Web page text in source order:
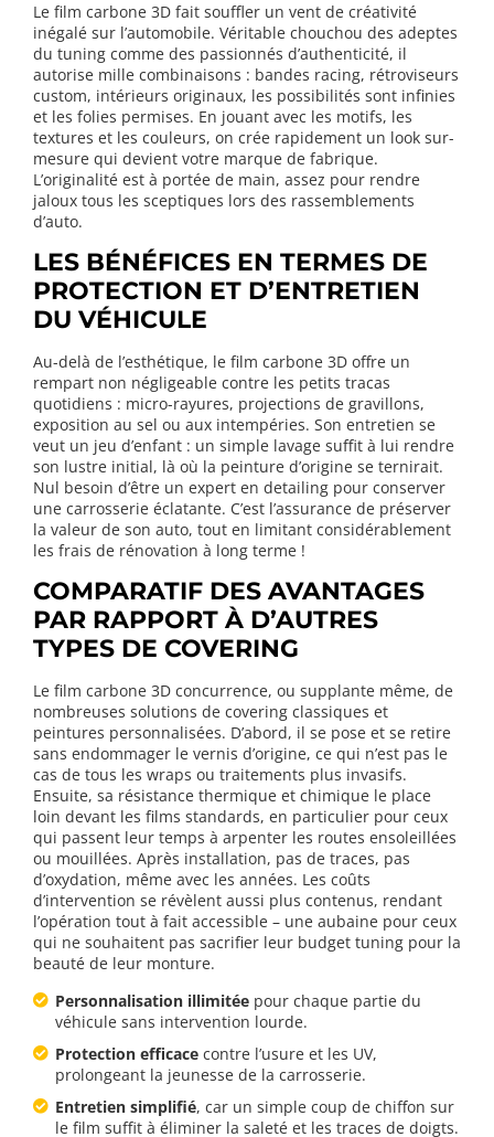
Le film carbone 3D fait souffler un vent de créativité
inégalé sur l’automobile. Véritable chouchou des adeptes
du tuning comme des passionnés d’authenticité, il
autorise mille combinaisons : bandes racing, rétroviseurs
custom, intérieurs originaux, les possibilités sont infinies
et les folies permises. En jouant avec les motifs, les
textures et les couleurs, on crée rapidement un look sur-
mesure qui devient votre marque de fabrique.
L’originalité est à portée de main, assez pour rendre
jaloux tous les sceptiques lors des rassemblements
d’auto.
LES BÉNÉFICES EN TERMES DE
PROTECTION ET D’ENTRETIEN
DU VÉHICULE
Au-delà de l’esthétique, le film carbone 3D offre un
rempart non négligeable contre les petits tracas
quotidiens : micro-rayures, projections de gravillons,
exposition au sel ou aux intempéries. Son entretien se
veut un jeu d’enfant : un simple lavage suffit à lui rendre
son lustre initial, là où la peinture d’origine se ternirait.
Nul besoin d’être un expert en detailing pour conserver
une carrosserie éclatante. C’est l’assurance de préserver
la valeur de son auto, tout en limitant considérablement
les frais de rénovation à long terme !
COMPARATIF DES AVANTAGES
PAR RAPPORT À D’AUTRES
TYPES DE COVERING
Le film carbone 3D concurrence, ou supplante même, de
nombreuses solutions de covering classiques et
peintures personnalisées. D’abord, il se pose et se retire
sans endommager le vernis d’origine, ce qui n’est pas le
cas de tous les wraps ou traitements plus invasifs.
Ensuite, sa résistance thermique et chimique le place
loin devant les films standards, en particulier pour ceux
qui passent leur temps à arpenter les routes ensoleillées
ou mouillées. Après installation, pas de traces, pas
d’oxydation, même avec les années. Les coûts
d’intervention se révèlent aussi plus contenus, rendant
l’opération tout à fait accessible – une aubaine pour ceux
qui ne souhaitent pas sacrifier leur budget tuning pour la
beauté de leur monture.
Personnalisation illimitée pour chaque partie du
véhicule sans intervention lourde.
Protection efficace contre l’usure et les UV,
prolongeant la jeunesse de la carrosserie.
Entretien simplifié, car un simple coup de chiffon sur
le film suffit à éliminer la saleté et les traces de doigts.